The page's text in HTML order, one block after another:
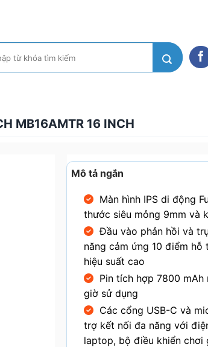
MB16AMTR 16 INCH
Mô tả ngắn
Màn hình IPS di động
thước siêu mỏng 9mm và
Đầu vào phản hồi và
năng cảm ứng 10 điểm
hiệu suất cao
Pin tích hợp 7800
giờ sử dụng
Các cổng USB-C và
trợ kết nối đa năng với
laptop, bộ điều khiển chơi